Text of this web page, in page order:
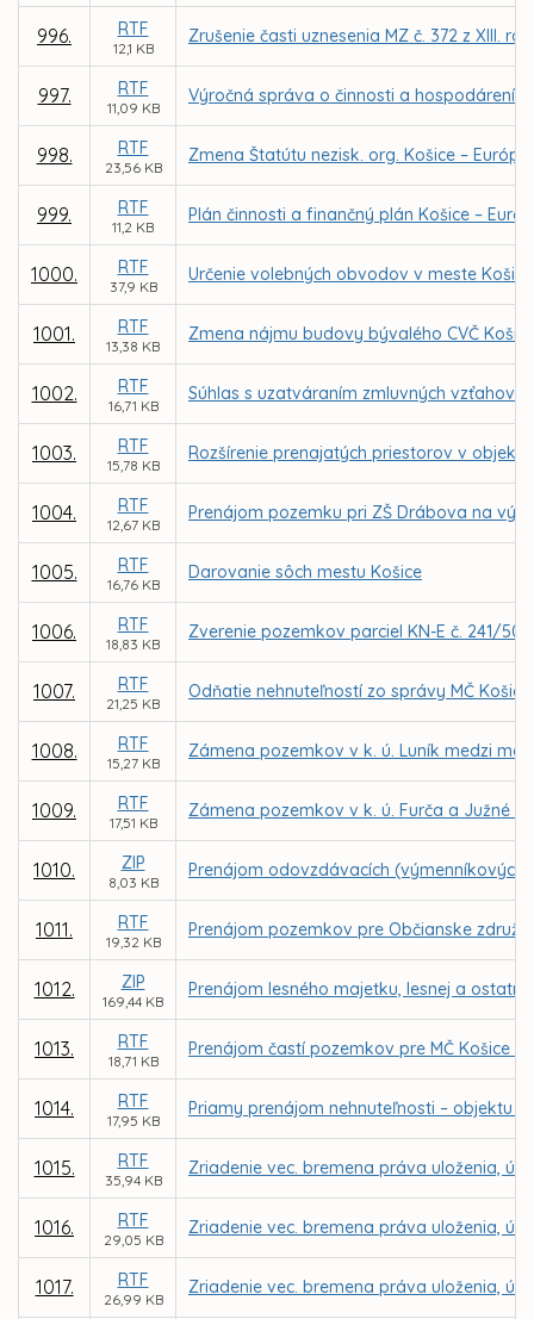
996. RTF
12,1 KB
Zrušenie časti uznesenia MZ č. 372 z XIII.
997. RTF
11,09 KB
Výročná správa o činnosti a hospodárení
998. RTF
23,56 KB
Zmena Štatútu nezisk. org. Košice –
999. RTF
11,2 KB
Plán činnosti a finančný plán Košice –
1000. RTF
37,9 KB
Určenie volebných obvodov v meste
1001. RTF
13,38 KB
Zmena nájmu budovy bývalého CVČ
1002. RTF
16,71 KB
Súhlas s uzatváraním zmluvných vzťahov
1003. RTF
15,78 KB
Rozšírenie prenajatých priestorov v
1004. RTF
12,67 KB
Prenájom pozemku pri ZŠ Drábova na
1005. RTF
16,76 KB
Darovanie sôch mestu Košice
1006. RTF
18,83 KB
Zverenie pozemkov parciel KN-E č. 241/
1007. RTF
21,25 KB
Odňatie nehnuteľností zo správy MČ Košice
1008. RTF
15,27 KB
Zámena pozemkov v k. ú. Luník medzi
1009. RTF
17,51 KB
Zámena pozemkov v k. ú. Furča a Južné
1010. ZIP
8,03 KB
Prenájom odovzdávacích (výmenníkových)
1011. RTF
19,32 KB
Prenájom pozemkov pre Občianske
1012. ZIP
169,44 KB
Prenájom lesného majetku, lesnej a
1013. RTF
18,71 KB
Prenájom častí pozemkov pre MČ Košice
1014. RTF
17,95 KB
Priamy prenájom nehnuteľnosti – objektu
1015. RTF
35,94 KB
Zriadenie vec. bremena práva uloženia,
1016. RTF
29,05 KB
Zriadenie vec. bremena práva uloženia,
1017. RTF
26,99 KB
Zriadenie vec. bremena práva uloženia,